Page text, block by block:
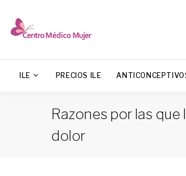
ILE PRECIOS ILE
Razones por las
dolor